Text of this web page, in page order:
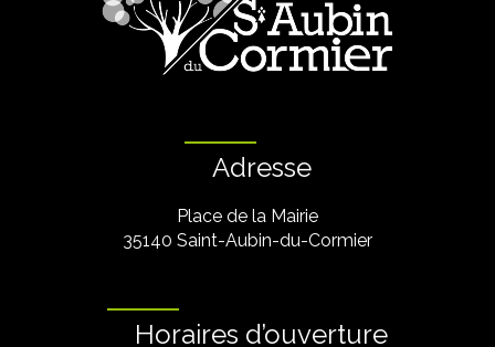
Adresse
Place de la Mairie
35140 Saint-Aubin-du-Cormier
Horaires d’ouverture